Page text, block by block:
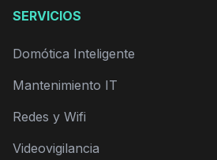
SERVICIOS
Domótica Inteligente
Mantenimiento IT
Redes y Wifi
Videovigilancia